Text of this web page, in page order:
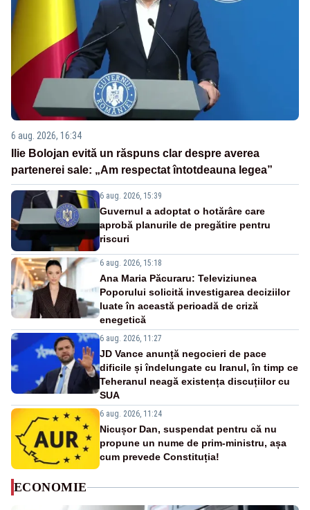
6 aug. 2026, 16:34
Ilie Bolojan evită un răspuns clar despre averea
partenerei sale: „Am respectat întotdeauna legea”
6 aug. 2026, 15:39
Guvernul a adoptat o hotărâre care
aprobă planurile de pregătire pentru
riscuri
6 aug. 2026, 15:18
Ana Maria Păcuraru: Televiziunea
Poporului solicită investigarea deciziilor
luate în această perioadă de criză
enegetică
6 aug. 2026, 11:27
JD Vance anunță negocieri de pace
dificile și îndelungate cu Iranul, în timp ce
Teheranul neagă existența discuțiilor cu
SUA
6 aug. 2026, 11:24
Nicușor Dan, suspendat pentru că nu
propune un nume de prim-ministru, așa
cum prevede Constituția!
ECONOMIE